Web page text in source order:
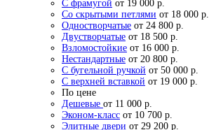
С фрамугой от 19 000 р.
Со скрытыми петлями от 18 000 р.
Одностворчатые от 24 800 р.
Двустворчатые от 18 500 р.
Взломостойкие от 16 000 р.
Нестандартные от 20 800 р.
С бугельной ручкой от 50 000 р.
С верхней вставкой от 19 000 р.
По цене
Дешевые от 11 000 р.
Эконом-класс от 10 700 р.
Элитные двери от 29 200 р.